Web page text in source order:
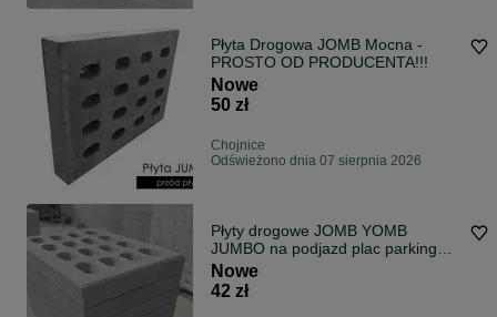
Płyta Drogowa JOMB Mocna -
PROSTO OD PRODUCENTA!!!
Nowe
50 zł
Chojnice
Odświeżono dnia 07 sierpnia 2026
Płyty drogowe JOMB YOMB
JUMBO na podjazd plac parking
TRANSPORT
Nowe
42 zł